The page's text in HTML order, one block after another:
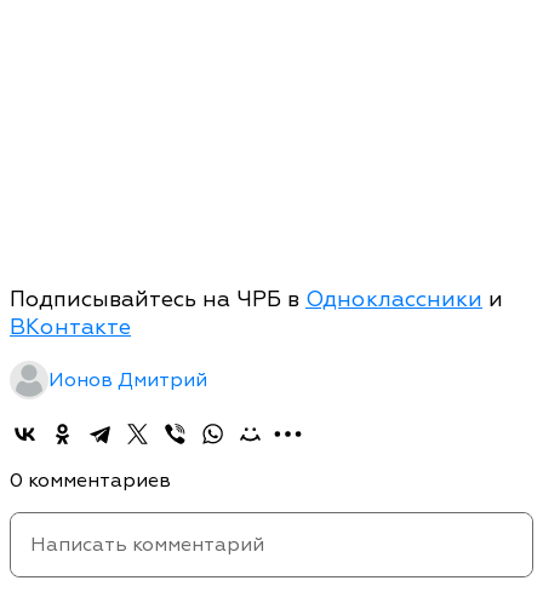
Подписывайтесь на ЧРБ в Одноклассники и
ВКонтакте
Ионов Дмитрий
0 комментариев